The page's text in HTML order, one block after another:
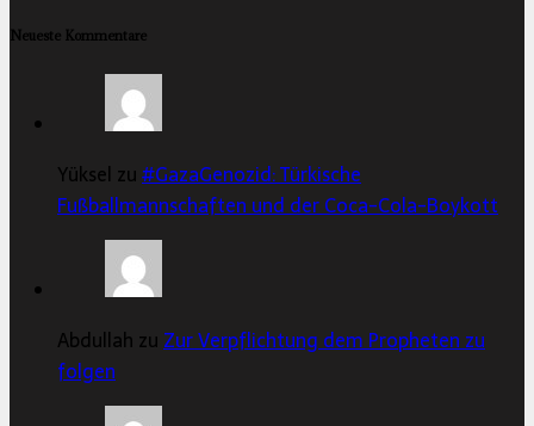
Neueste Kommentare
Yüksel zu#GazaGenozid: Türkische
Fußballmannschaften und der Coca-Cola-Boykott
Abdullah zu Zur Verpflichtung dem Propheten zu
folgen